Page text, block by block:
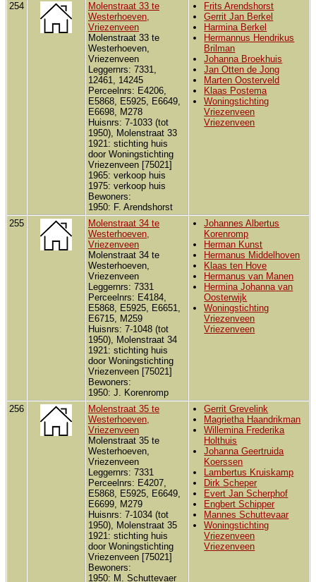
254
Molenstraat 33 te
Westerhoeven,
Vriezenveen
Molenstraat 33 te
Westerhoeven,
Vriezenveen
Leggernrs: 7331,
12461, 14245
Perceelnrs: E4206,
E5868, E5925, E6649,
E6698, M278
Huisnrs: 7-1033 (tot
1950), Molenstraat 33
1921: stichting huis
door Woningstichting
Vriezenveen [75021]
1965: verkoop huis
1975: verkoop huis
Bewoners:
1950: F. Arendshorst
Frits Arendshorst
Gerrit Jan Berkel
Harmina Berkel
Hermannus Hendrikus
Brilman
Johanna Broekhuis
Jan Otten de Jong
Marten Oosterveld
Klaas Postema
Woningstichting
Vriezenveen
Vriezenveen
255
Molenstraat 34 te
Westerhoeven,
Vriezenveen
Molenstraat 34 te
Westerhoeven,
Vriezenveen
Leggernrs: 7331
Perceelnrs: E4184,
E5868, E5925, E6651,
E6715, M259
Huisnrs: 7-1048 (tot
1950), Molenstraat 34
1921: stichting huis
door Woningstichting
Vriezenveen [75021]
Bewoners:
1950: J. Korenromp
Johannes Albertus
Korenromp
Herman Kunst
Hermanus Middelhoven
Klaas ten Hove
Hermanus van Manen
Hermina Johanna van
Oosterwijk
Woningstichting
Vriezenveen
Vriezenveen
256
Molenstraat 35 te
Westerhoeven,
Vriezenveen
Molenstraat 35 te
Westerhoeven,
Vriezenveen
Leggernrs: 7331
Perceelnrs: E4207,
E5868, E5925, E6649,
E6699, M279
Huisnrs: 7-1034 (tot
1950), Molenstraat 35
1921: stichting huis
door Woningstichting
Vriezenveen [75021]
Bewoners:
1950: M. Schuttevaer
Gerrit Grevelink
Magrietha Haandrikman
Willemina Frederika
Holthuis
Johanna Geertruida
Koerssen
Lambertus Kruiskamp
Dirk Scheper
Evert Jan Scherphof
Engbert Schipper
Mannes Schuttevaar
Woningstichting
Vriezenveen
Vriezenveen